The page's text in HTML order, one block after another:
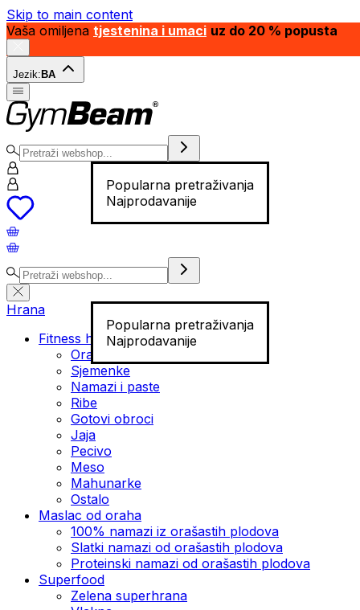
Skip to main content
Vaša omiljena tjestenina i umaci uz do 20 % popusta
Jezik: BA
Popularna pretraživanja
Najprodavanije
Popularna pretraživanja
Najprodavanije
Hrana
Fitness hrana
Orašasti plodovi
Sjemenke
Namazi i paste
Ribe
Gotovi obroci
Jaja
Pecivo
Meso
Mahunarke
Ostalo
Maslac od oraha
100% namazi iz orašastih plodova
Slatki namazi od orašastih plodova
Proteinski namazi od orašastih plodova
Superfood
Zelena superhrana